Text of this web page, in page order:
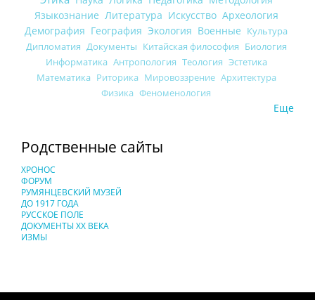
Языкознание Литература Искусство Археология
Демография География Экология Военные Культура
Дипломатия Документы Китайская философия Биология
Информатика Антропология Теология Эстетика
Математика Риторика Мировоззрение Архитектура
Физика Феноменология
Еще
Родственные сайты
ХРОНОС
ФОРУМ
РУМЯНЦЕВСКИЙ МУЗЕЙ
ДО 1917 ГОДА
РУССКОЕ ПОЛЕ
ДОКУМЕНТЫ XX ВЕКА
ИЗМЫ